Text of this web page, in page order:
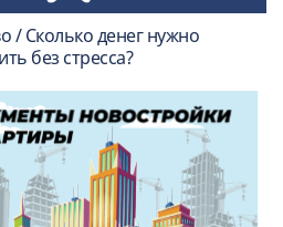
/ Сколько денег нужно
без стресса?